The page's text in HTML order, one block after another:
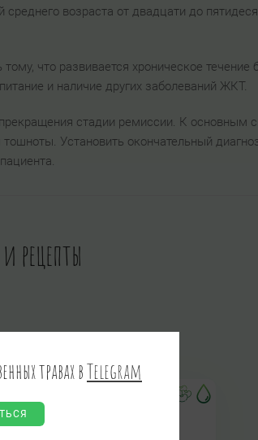
среднего возраста от двадцати до
что развивается хроническое течение
и наличие других заболеваний ЖКТ.
прекращения стадии ремиссии. К
Установить окончательный
рецепты
Подорожник большой
травах вTelegram